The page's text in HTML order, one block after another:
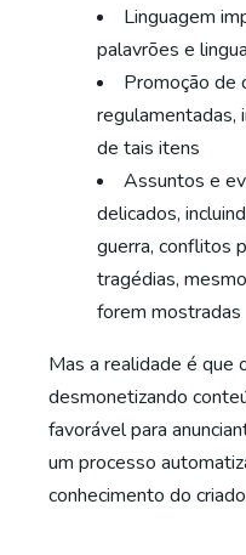
Linguagem
palavrões e
Promoção de
regulamentadas,
de tais itens
Assuntos e
delicados,
guerra, conflitos
tragédias,
forem mostradas
Mas a realidade é que
desmonetizando
favorável para
um processo
conhecimento do